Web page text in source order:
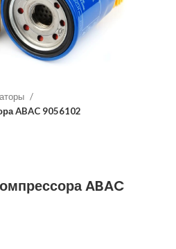
ABAC 9056102
ABAC